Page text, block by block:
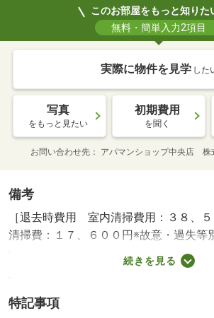
このお部屋をもっと知りた
無料・簡単入力2項目
実際に物件を見学 した
写真
をもっと見たい
初期費用
を聞く
お問い合わせ先 アパマンショップ中央店
備考
［退去時費用 室内清掃費用：３８、
清掃費：１７、６００円※故意・過失
あり 暖房あり 【設備・特記事項備考
ムシェア不可/電子錠電池交換費用（課
続きを見る
特記事項